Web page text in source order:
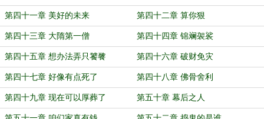
第四十一章 美好的未来 第四十二章 算你狠
第四十三章 大隋第一僧 第四十四章 锦斓袈裟
第四十五章 想办法弄只饕餮 第四十六章 破财免灾
第四十七章 好像有点死了 第四十八章 佛骨舍利
第四十九章 现在可以厚葬了 第五十章 幕后之人